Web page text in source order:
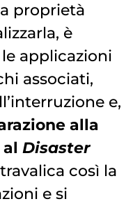
proprietà
è
applicazioni
associati,
e,
alla
Disaster
così la
e si